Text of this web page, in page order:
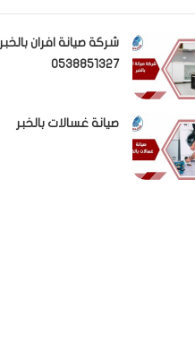
شركة صيانة افران بالخبر
0538851327
صيانة غسالات بالخبر